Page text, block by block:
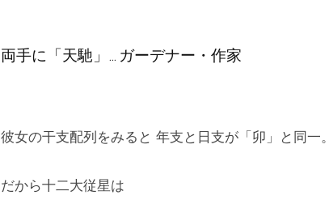
両手に「天馳」… ガーデナー・作家
彼女の干支配列をみると 年支と日支が「卯」と同一。
だから十二大従星は